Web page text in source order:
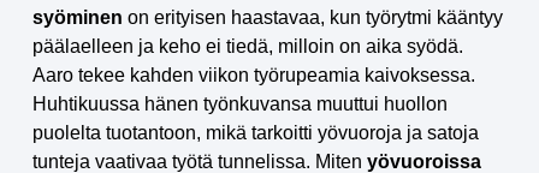
syöminen on erityisen haastavaa, kun työrytmi kääntyy
päälaelleen ja keho ei tiedä, milloin on aika syödä.
Aaro tekee kahden viikon työrupeamia kaivoksessa.
Huhtikuussa hänen työnkuvansa muuttui huollon
puolelta tuotantoon, mikä tarkoitti yövuoroja ja satoja
tunteja vaativaa työtä tunnelissa. Miten yövuoroissa